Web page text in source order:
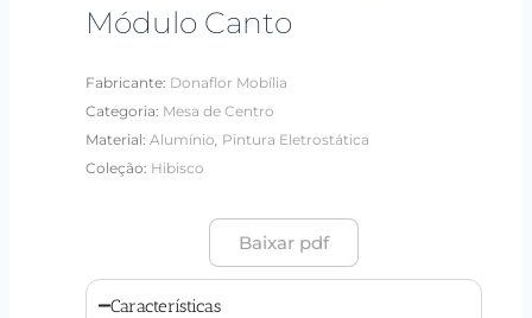
Módulo Canto
Fabricante: Donaflor Mobília
Categoria: Mesa de Centro
Material:Alumínio Pintura Eletrostática
Coleção: Hibisco
Baixar pdf
Características